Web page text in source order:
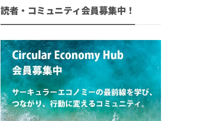
読者・コミュニティ会員募集中！